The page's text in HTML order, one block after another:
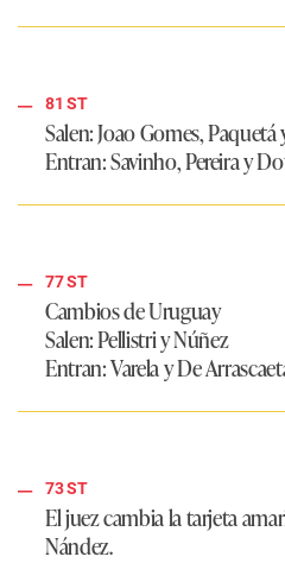
81 ST
Salen: Joao Gomes,
Entran: Savinho, Pereira y
77 ST
Cambios de Uruguay
Salen: Pellistri y Núñez
Entran: Varela y De
73 ST
El juez cambia la tarjeta
Nández.